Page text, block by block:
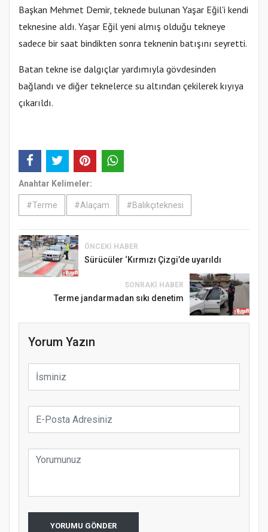
Başkan Mehmet Demir, teknede bulunan Yaşar Eğil'i kendi
teknesine aldı. Yaşar Eğil yeni almış olduğu tekneye
sadece bir saat bindikten sonra teknenin batışını seyretti.
Batan tekne ise dalgıçlar yardımıyla gövdesinden
bağlandı ve diğer teknelerce su altından çekilerek kıyıya
çıkarıldı.
Anahtar Kelimeler:
#Terme #Alaçam #Balıkçıteknesi
ÖNCEKI HABER
Sürücüler ‘Kırmızı Çizgi’de uyarıldı
SONRAKI HABER
Terme jandarmadan sıkı denetim
Yorum Yazın
YORUMU GÖNDER